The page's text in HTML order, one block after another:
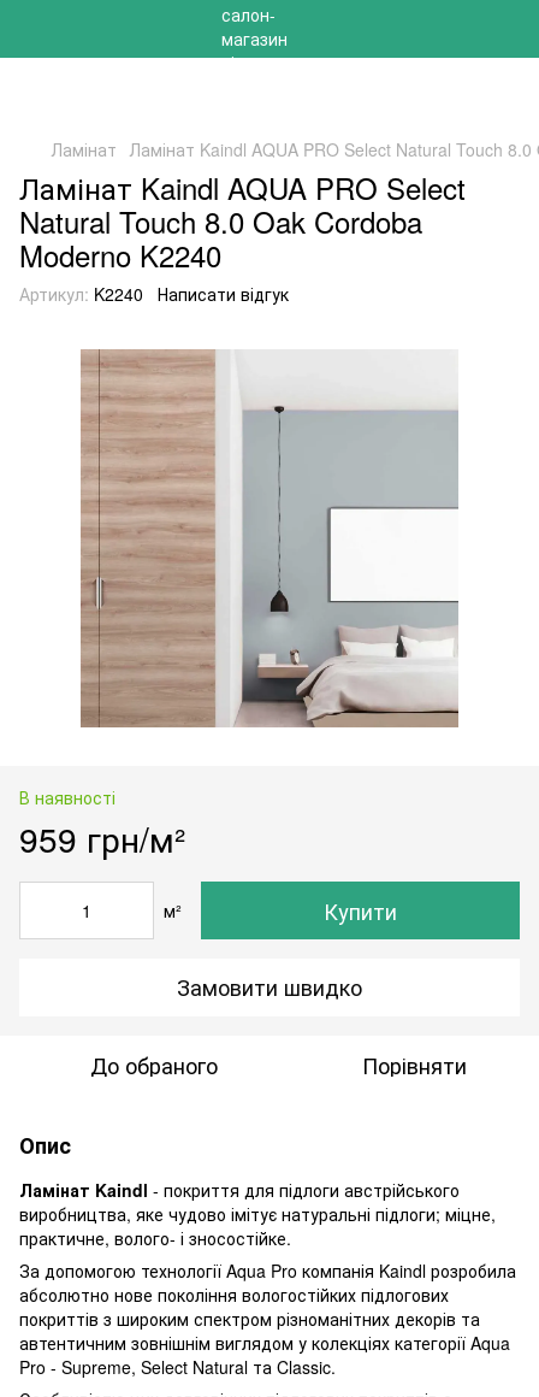
Ламінат Ламінат Kaindl AQUA PRO Select Natural Touch
Ламінат Kaindl AQUA PRO Select
Natural Touch 8.0 Oak Cordoba
Moderno K2240
Артикул: K2240 Написати відгук
В наявності
959 грн/м²
м² Купити
Замовити швидко
До обраного Порівняти
Опис
Ламінат Kaindl - покриття для підлоги австрійського
виробництва, яке чудово імітує натуральні підлоги; міцне,
практичне, волого- і зносостійке.
За допомогою технології Aqua Pro компанія Kaindl розробила
абсолютно нове покоління вологостійких підлогових
покриттів з широким спектром різноманітних декорів та
автентичним зовнішнім виглядом у колекціях категорії Aqua
Pro - Supreme, Select Natural та Classic.